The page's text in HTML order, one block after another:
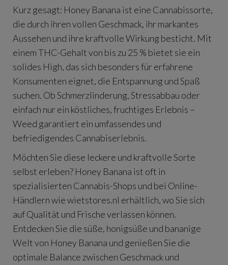
Kurz gesagt: Honey Banana ist eine Cannabissorte,
die durch ihren vollen Geschmack, ihr markantes
Aussehen und ihre kraftvolle Wirkung besticht. Mit
einem THC-Gehalt von bis zu 25 % bietet sie ein
solides High, das sich besonders für erfahrene
Konsumenten eignet, die Entspannung und Spaß
suchen. Ob Schmerzlinderung, Stressabbau oder
einfach nur ein köstliches, fruchtiges Erlebnis –
Weed garantiert ein umfassendes und
befriedigendes Cannabiserlebnis.
Möchten Sie diese leckere und kraftvolle Sorte
selbst erleben? Honey Banana ist oft in
spezialisierten Cannabis-Shops und bei Online-
Händlern wie wietstores.nl erhältlich, wo Sie sich
auf Qualität und Frische verlassen können.
Entdecken Sie die süße, honigsüße und bananige
Welt von Honey Banana und genießen Sie die
optimale Balance zwischen Geschmack und